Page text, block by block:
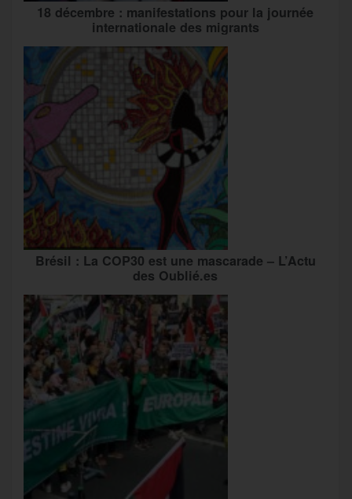
18 décembre : manifestations pour la journée
internationale des migrants
Brésil : La COP30 est une mascarade – L’Actu
des Oublié.es